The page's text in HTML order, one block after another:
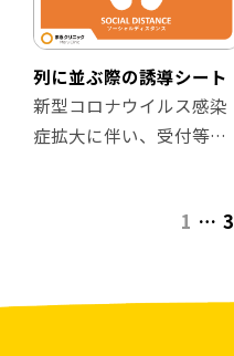
に変更してご利用くださ
い。
【掲示場所の例】
・トイレ内
・ホームページやブログ
※テキストやロゴを自由
列に並ぶ際の誘導シート
新型コロナウイルス感染
症拡大に伴い、受付等で
予め院内でソーシャルデ
で、患者様同士の間隔を
1 … 3